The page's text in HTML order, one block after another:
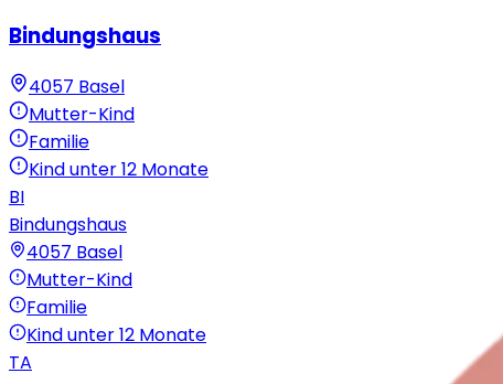
Bindungshaus
4057 Basel
Mutter-Kind
Familie
Kind unter 12 Monate
BI
Bindungshaus
4057 Basel
Mutter-Kind
Familie
Kind unter 12 Monate
TA